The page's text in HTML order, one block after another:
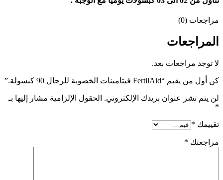
مراجعات (0)
المراجعات
لا توجد مراجعات بعد.
كن أول من يقيم “FertilAid فيتامينات الخصوبة للرجال 90 كبسولة.”
لن يتم نشر عنوان بريدك الإلكتروني. الحقول الإلزامية مشار إليها بـ
*
تقييمك *
مراجعتك *